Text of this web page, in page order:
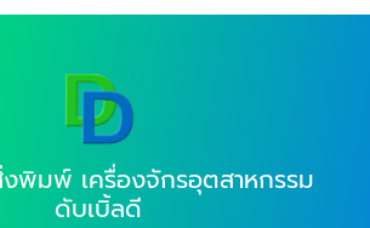
งพิมพ์ เครื่องจักรอุตสาหกรรม
ดับเบิ้ลดี